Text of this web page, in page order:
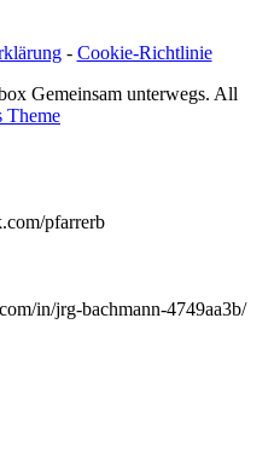
- Cookie-Richtlinie
Gemeinsam unterwegs. All
Theme
pfarrerb
in/jrg-bachmann-4749aa3b/